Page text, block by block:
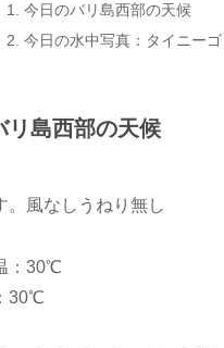
今日のバリ島西部の天候
今日の水中写真：タイニー
リ島西部の天候
。風なしうねり無し
：30℃
30℃